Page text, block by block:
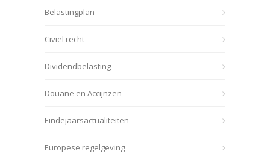
Belastingplan
Civiel recht
Dividendbelasting
Douane en Accijnzen
Eindejaarsactualiteiten
Europese regelgeving